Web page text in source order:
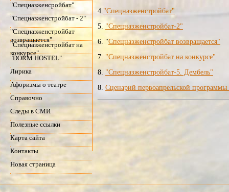
"Спецназженсройбат"
"Спецназженстройбат - 2"
"Спецназженстройбат
возвращается"
"Спецназженстройбат на
конкурсе"
"DORM HOSTEL"
Лирика
Афоризмы о театре
Справочно
Следы в СМИ
Полезные ссылки
Карта сайта
Контакты
Новая страница
4. "Спецназженстройбат"
5. "Спецназженстройбат-2"
6. "Спецназженстройбат возвращается"
7. "Спецназженстройбат на конкурсе"
8. "Спецназженстройбат-5. Дембель"
8. Сценарий первоапрельской